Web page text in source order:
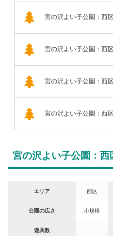
宮の沢よい子公園：西
宮の沢よい子公園：西
宮の沢よい子公園：西
宮の沢よい子公園：西
宮の沢よい子公園：西
エリア 西区
公園の広さ 小規模
遊具数